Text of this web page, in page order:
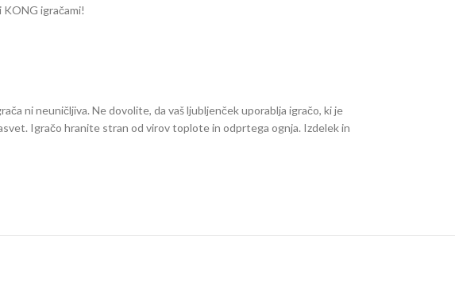
KONG igračami!
ni neuničljiva. Ne dovolite, da vaš ljubljenček uporablja igračo, ki je
Igračo hranite stran od virov toplote in odprtega ognja. Izdelek in